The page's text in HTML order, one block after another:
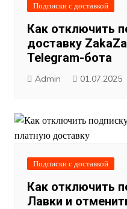
Подписки с доставкой
Как отключить
доставку
Telegram-бота
Admin 01.07.2025
Подписки с доставкой
Как отключить
Лавки и